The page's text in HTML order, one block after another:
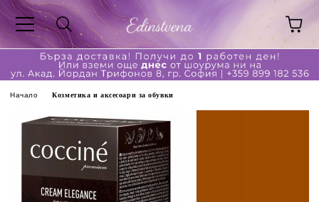
Начало Козметика и аксесоари за обувки